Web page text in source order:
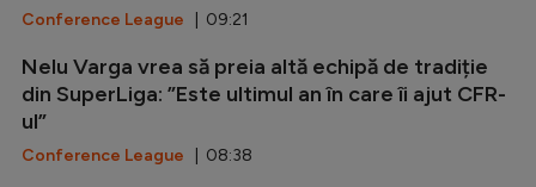
Conference League | 09:21
Nelu Varga vrea să preia altă echipă de tradiție
din SuperLiga: ”Este ultimul an în care îi ajut CFR-
ul”
Conference League | 08:38